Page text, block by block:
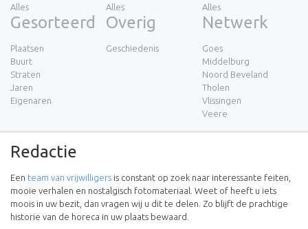
Alles
Alles
Alles
Gesorteerd
Plaatsen
Buurt
Straten
Jaren
Eigenaren
Overig
Geschiedenis
Netwerk
Goes
Middelburg
Noord Beveland
Tholen
Vlissingen
Veere
Redactie
Een team van vrijwilligers is constant op zoek naar interessante feiten,
mooie verhalen en nostalgisch fotomateriaal. Weet of heeft u iets
moois in uw bezit, dan vragen wij u dit te delen. Zo blijft de prachtige
historie van de horeca in uw plaats bewaard.